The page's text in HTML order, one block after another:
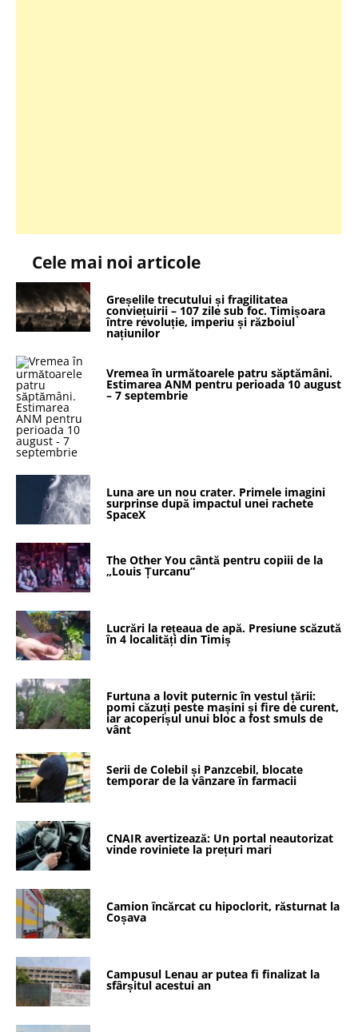
Cele mai noi articole
Greșelile trecutului și fragilitatea
conviețuirii – 107 zile sub foc. Timișoara
între revoluție, imperiu și războiul
națiunilor
Vremea în următoarele patru săptămâni.
Estimarea ANM pentru perioada 10 august
– 7 septembrie
Luna are un nou crater. Primele imagini
surprinse după impactul unei rachete
SpaceX
The Other You cântă pentru copiii de la
„Louis Țurcanu”
Lucrări la rețeaua de apă. Presiune scăzută
în 4 localități din Timiș
Furtuna a lovit puternic în vestul țării:
pomi căzuți peste mașini și fire de curent,
iar acoperișul unui bloc a fost smuls de
vânt
Serii de Colebil și Panzcebil, blocate
temporar de la vânzare în farmacii
CNAIR avertizează: Un portal neautorizat
vinde roviniete la prețuri mari
Camion încărcat cu hipoclorit, răsturnat la
Coșava
Campusul Lenau ar putea fi finalizat la
sfârșitul acestui an